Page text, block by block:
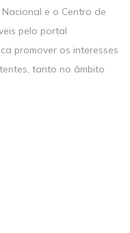
e o Centro de
pelo portal
promover os interesses
tanto no âmbito